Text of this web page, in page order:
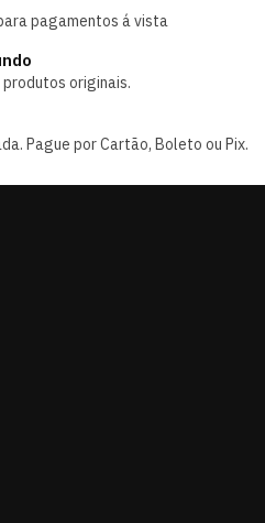
pagamentos á vista
originais.
Pague por Cartão, Boleto ou Pix.